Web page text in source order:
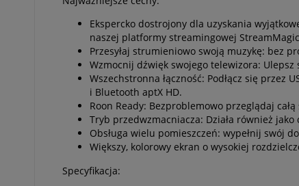
Ekspercko dostrojony dla uzyskania
naszej platformy streamingowej
Przesyłaj strumieniowo swoją muzykę: bez
Wzmocnij dźwięk swojego telewizora: Ulepsz
Wszechstronna łączność: Podłącz się przez
i Bluetooth aptX HD.
Roon Ready: Bezproblemowo przeglądaj
Tryb przedwzmacniacza: Działa również
Obsługa wielu pomieszczeń: wypełnij swój
Większy, kolorowy ekran o wysokiej
Specyfikacja: